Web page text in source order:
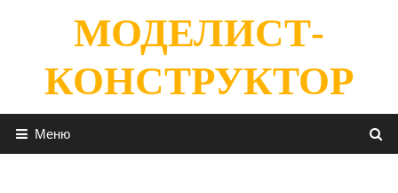
содержимомуМОДЕЛИСТ-
КОНСТРУКТОР
Меню